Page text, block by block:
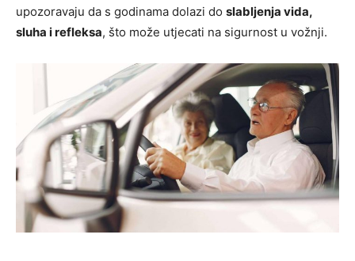
upozoravaju da s godinama dolazi do slabljenja vida,
sluha i refleksa, što može utjecati na sigurnost u vožnji.